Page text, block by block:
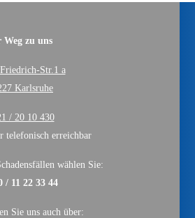
Weg zu uns
Str.1 a
Karlsruhe
/ 20 10 430
telefonisch erreichbar
wählen Sie:
/ 11 22 33 44
Sie uns auch über: